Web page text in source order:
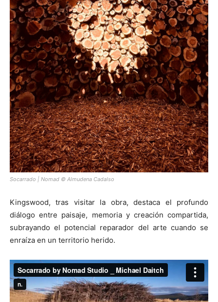
Socarrado | Nomad © Almudena Cadalso
Kingswood, tras visitar la obra, destaca el profundo
diálogo entre paisaje, memoria y creación compartida,
subrayando el potencial reparador del arte cuando se
enraíza en un territorio herido.